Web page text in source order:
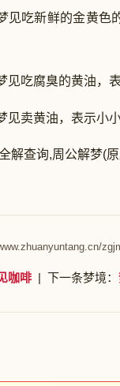
吃新鲜的金黄色的
吃腐臭的黄油，表
卖黄油，表示小小
解查询,周公解梦(
咖啡 | 下一条梦境：